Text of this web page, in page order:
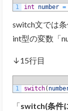
1 int number =
switch文では
int型の変数「
↓15行目
1 switch(
「switch(条件